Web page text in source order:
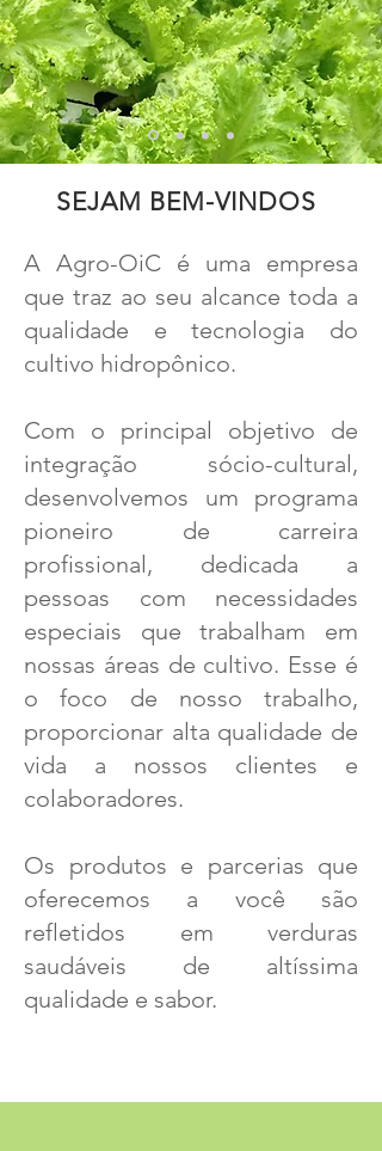
SEJAM BEM-VINDOS
A Agro-OiC é uma empresa
que traz ao seu alcance toda a
qualidade e tecnologia do
cultivo hidropônico.
Com o principal objetivo de
integração sócio-cultural,
desenvolvemos um programa
pioneiro de carreira
profissional, dedicada a
pessoas com necessidades
especiais que trabalham em
nossas áreas de cultivo. Esse é
o foco de nosso trabalho,
proporcionar alta qualidade de
vida a nossos clientes e
colaboradores.
Os produtos e parcerias que
oferecemos a você são
refletidos em verduras
saudáveis de altíssima
qualidade e sabor.